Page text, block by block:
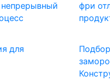
непрерывный
фри
для